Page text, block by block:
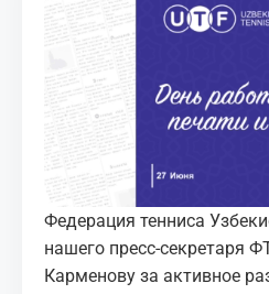
КОРТЫ
КОНТАКТЫ
UZ-PIN
Федерация тенниса
нашего пресс-секретаря
Карменову за активное